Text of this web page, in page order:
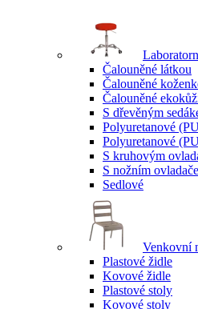
Čalouněné látkou
Čalouněné
Čalouněné
S dřevěným
Polyuretanové
Polyuretanové
S kruhovým
S nožním
Sedlové
Venkovní
Plastové židle
Kovové židle
Plastové stoly
Kovové stoly